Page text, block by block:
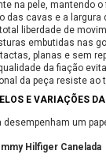
na pele, mantendo
das cavas e a
liberdade de
embutidas nas
planas e sem
da fiação
da peça resiste
E VARIAÇÕES
desempenham um
Hilfiger Canelada